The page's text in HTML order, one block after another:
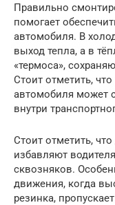
Правильно
помогает
автомобиля. В
выход тепла, а в
«термоса»,
Стоит отметить,
автомобиля может
внутри
Стоит отметить,
избавляют
сквозняков.
движения, когда
резинка,